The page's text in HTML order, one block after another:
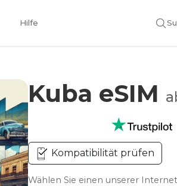
Hilfe
Kuba eSIM
Kompatibilität prüfen
Wählen Sie einen unserer